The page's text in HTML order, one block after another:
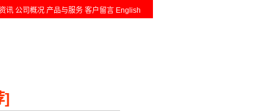
讯 公司概况 产品与服务 客户留言 English
]